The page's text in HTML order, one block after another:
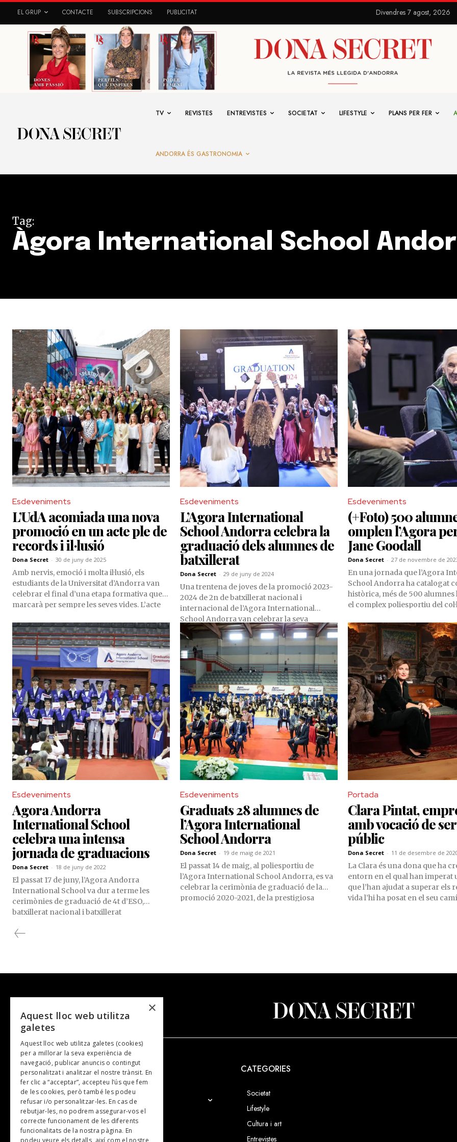
EL GRUP CONTACTE SUBSCRIPCIONS PUBLICITAT Divendres 7 agost, 2026
TV REVISTES ENTREVISTES SOCIETAT LIFESTYLE PLANS PER FER
ANDORRA ÉS GASTRONOMIA
Tag:
Àgora International School
Esdeveniments
L’UdA acomiada una nova
promoció en un acte ple de
records i il·lusió
Dona Secret - 30 de juny de 2025
Amb nervis, emoció i molta il·lusió, els
estudiants de la Universitat d’Andorra van
celebrar el final d’una etapa formativa que
marcarà per sempre les seves vides. L’acte
compromís, l’esforç i els vincles forjats al
llarg dels anys d’estudi.
Esdeveniments
L’Agora International
School Andorra celebra la
graduació dels alumnes de
batxillerat
Dona Secret - 29 de juny de 2024
Una trentena de joves de la promoció 2023-
2024 de 2n de batxillerat nacional i
internacional de l’Agora International
School Andorra van celebrar la seva
graduació, en un acte organitzat a les
instal·lacions del centre educatiu que,
enguany, va comptar amb la presència de la
padrina de la promoció, la baronessa
Carmen Thyssen-Bornemisza.
Esdeveniments
(+Foto) 500
omplen l’Agora
Jane Goodall
Dona Secret - 27 de novembre de
En una jornada que l’Agora
School Andorra ha catalogat
històrica, més de 500
el complex poliesportiu del
de la investigadora Jane
el camp de l’etologia, en
ximpanzés i activista
Esdeveniments
Agora Andorra
International School
celebra una intensa
jornada de graduacions
Dona Secret - 18 de juny de 2022
El passat 17 de juny, l’Agora Andorra
International School va dur a terme les
cerimònies de graduació de 4t d’ESO,
batxillerat nacional i batxillerat
psicòleg i escriptor Tomàs Navarro.
Esdeveniments
Graduats 28 alumnes de
l’Agora International
School Andorra
Dona Secret - 19 de maig de 2021
El passat 14 de maig, al poliesportiu de
l’Agora International School Andorra, es va
celebrar la cerimònia de graduació de la
promoció 2020-2021, de la prestigiosa
Portada
Clara Pintat,
amb vocació de
públic
Dona Secret - 11 de desembre de
La Clara és una dona que ha
entorn en el qual han imperat
que l’han ajudat a superar els
vida l’hi ha posat en el seu
NOSALTRES
El Grup
Contacte
Subscripcions
CATEGORIES
Societat
Lifestyle
Cultura i art
Entrevistes
×
Aquest lloc web utilitza
galetes
Aquest lloc web utilitza galetes (cookies)
per a millorar la seva experiència de
navegació, publicar anuncis o contingut
personalitzat i analitzar el nostre trànsit. En
fer clic a “acceptar”, accepteu l’ús que fem
de les cookies, però també les podeu
refusar i/o personalitzar-les. En cas de
rebutjar-les, no podrem assegurar-vos el
correcte funcionament de les diferents
funcionalitats de la nostra pàgina. En
podeu veure els detalls, així com el nostre